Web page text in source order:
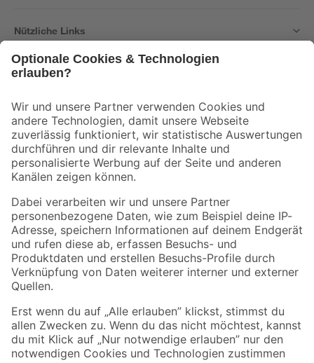
Nützliche Links
Der toom Newsletter: Keine Angebote und Aktionen mehr verpassen!
Zur Newsletter Anmeldung
Folge uns
Zahlungsarten Versandarten
Sicher einkaufen
Jetzt die toom-App herunterladen